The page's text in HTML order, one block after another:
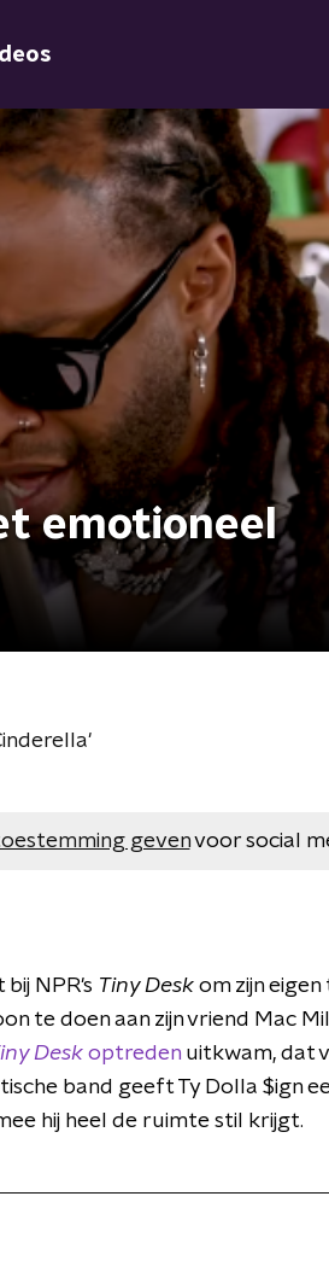
emotioneel
gevenvoor social
NPR's Tiny Desk om zijn
te doen aan zijn vriend Mac
Desk optreden uitkwam, dat
band geeft Ty Dolla $ign
hij heel de ruimte stil krijgt.